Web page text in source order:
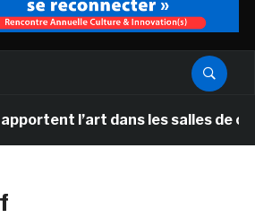
dans les salles de classe des